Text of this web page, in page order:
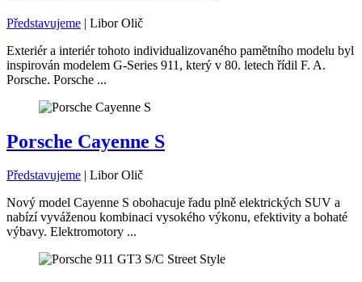
Představujeme | Libor Olič
Exteriér a interiér tohoto individualizovaného pamětního modelu byl
inspirován modelem G-Series 911, který v 80. letech řídil F. A.
Porsche. Porsche ...
Porsche Cayenne S
Představujeme | Libor Olič
Nový model Cayenne S obohacuje řadu plně elektrických SUV a
nabízí vyváženou kombinaci vysokého výkonu, efektivity a bohaté
výbavy. Elektromotory ...